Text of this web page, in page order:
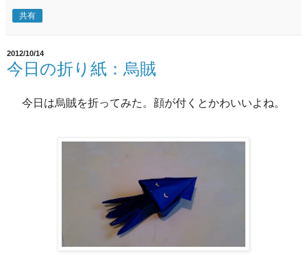
共有
2012/10/14
今日の折り紙：烏賊
今日は烏賊を折ってみた。顔が付くとかわいいよね。